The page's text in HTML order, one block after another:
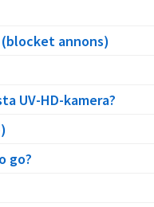
annons)
UV-HD-kamera?
go?